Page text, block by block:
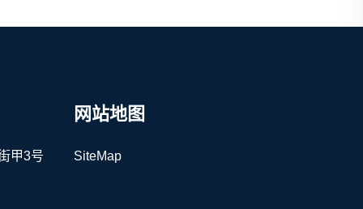
甲3号
网站地图
SiteMap